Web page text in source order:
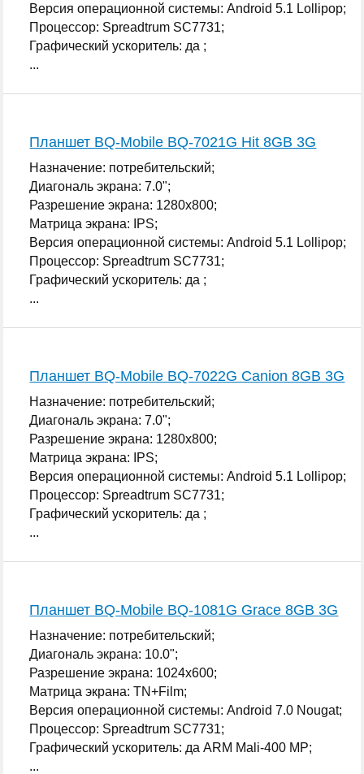
Версия операционной системы: Android 5.1 Lollipop;
Процессор: Spreadtrum SC7731;
Графический ускоритель: да ;
...
Планшет BQ-Mobile BQ-7021G Hit 8GB 3G
Назначение: потребительский;
Диагональ экрана: 7.0";
Разрешение экрана: 1280x800;
Матрица экрана: IPS;
Версия операционной системы: Android 5.1 Lollipop;
Процессор: Spreadtrum SC7731;
Графический ускоритель: да ;
...
Планшет BQ-Mobile BQ-7022G Canion 8GB 3G
Назначение: потребительский;
Диагональ экрана: 7.0";
Разрешение экрана: 1280x800;
Матрица экрана: IPS;
Версия операционной системы: Android 5.1 Lollipop;
Процессор: Spreadtrum SC7731;
Графический ускоритель: да ;
...
Планшет BQ-Mobile BQ-1081G Grace 8GB 3G
Назначение: потребительский;
Диагональ экрана: 10.0";
Разрешение экрана: 1024x600;
Матрица экрана: TN+Film;
Версия операционной системы: Android 7.0 Nougat;
Процессор: Spreadtrum SC7731;
Графический ускоритель: да ARM Mali-400 MP;
...